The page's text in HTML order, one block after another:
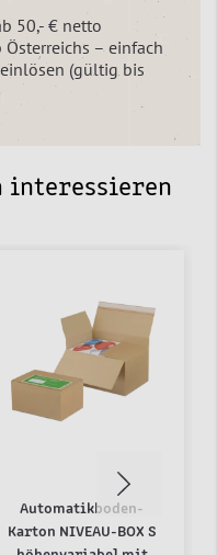
50,- € netto
– einfach
(gültig bis
interessieren
Automatikboden-
Karton NIVEAU-BOX S